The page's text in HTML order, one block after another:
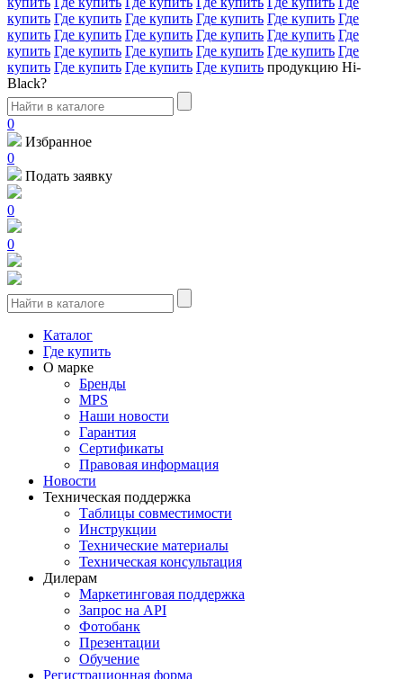
купить Где купить Где купить Где купить Где купить Где
купить Где купить Где купить Где купить Где купить Где
купить Где купить Где купить Где купить Где купить Где
купить Где купить Где купить Где купить продукцию Hi-
Black?
0
Избранное
0
Подать заявку
0
0
Каталог
Где купить
О марке
Бренды
MPS
Наши новости
Гарантия
Сертификаты
Правовая информация
Новости
Техническая поддержка
Таблицы совместимости
Инструкции
Технические материалы
Техническая консультация
Дилерам
Маркетинговая поддержка
Запрос на API
Фотобанк
Презентации
Обучение
Регистрационная форма